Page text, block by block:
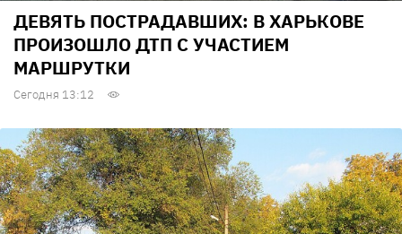
ДЕВЯТЬ ПОСТРАДАВШИХ: В ХАРЬКОВЕ
ПРОИЗОШЛО ДТП С УЧАСТИЕМ
МАРШРУТКИ
Сегодня 13:12